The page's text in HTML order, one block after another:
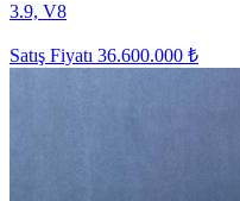
3.9, V8
Satış Fiyatı 36.600.000 ₺